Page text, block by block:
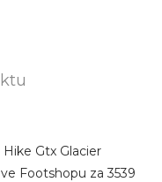
Gtx Glacier
Footshopu za 3539